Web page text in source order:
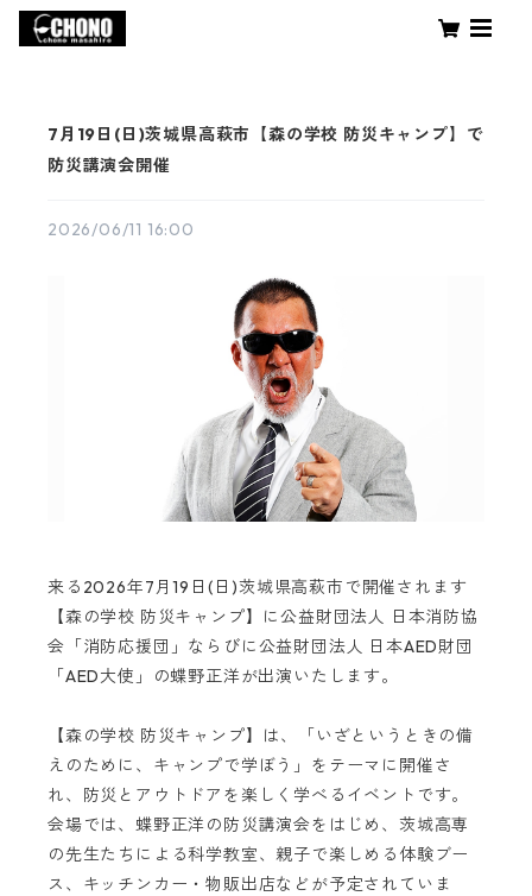
7月19日(日)茨城県高萩市【森の学校 防災キャンプ】で
防災講演会開催
2026/06/11 16:00
来る2026年7月19日(日)茨城県高萩市で開催されます
【森の学校 防災キャンプ】に公益財団法人 日本消防協
会「消防応援団」ならびに公益財団法人 日本AED財団
「AED大使」の蝶野正洋が出演いたします。
【森の学校 防災キャンプ】は、「いざというときの備
えのために、キャンプで学ぼう」をテーマに開催さ
れ、防災とアウトドアを楽しく学べるイベントです。
会場では、蝶野正洋の防災講演会をはじめ、茨城高専
の先生たちによる科学教室、親子で楽しめる体験ブー
ス、キッチンカー・物販出店などが予定されていま